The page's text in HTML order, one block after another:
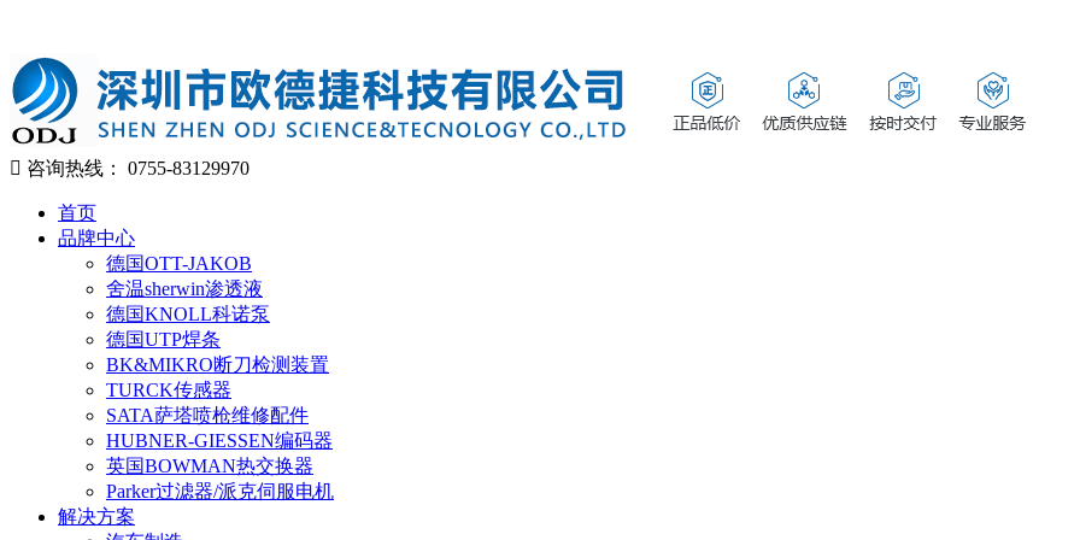
咨询热线： 0755-83129970
首页
品牌中心
德国OTT-JAKOB
舍温sherwin渗透液
德国KNOLL科诺泵
德国UTP焊条
BK&MIKRO断刀检测装置
TURCK传感器
SATA萨塔喷枪维修配件
HUBNER-GIESSEN编码器
英国BOWMAN热交换器
Parker过滤器/派克伺服电机
解决方案